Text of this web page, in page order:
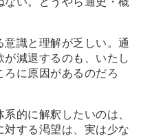
識と理解が乏しい。通
減退するのも、いたし
に原因があるのだろ
的に解釈したいのは、
する渇望は、実は少な